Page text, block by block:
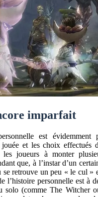
imparfait
est évidemment
et les choix effectués
les joueurs à monter
que, à l’instar d’un
retrouve un peu « le cul »
l’histoire personnelle est à
solo (comme The Witcher